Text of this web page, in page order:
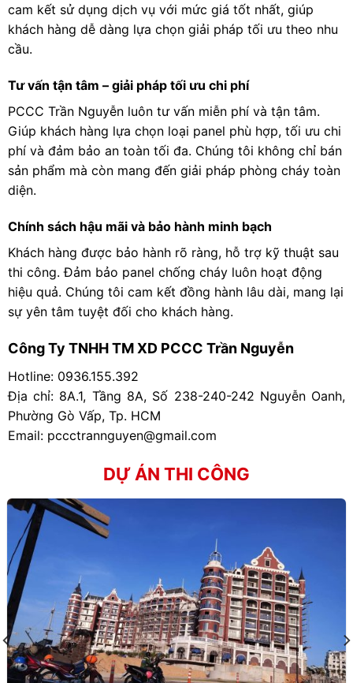
cam kết sử dụng dịch vụ với mức giá tốt nhất, giúp
khách hàng dễ dàng lựa chọn giải pháp tối ưu theo nhu
cầu.
Tư vấn tận tâm – giải pháp tối ưu chi phí
PCCC Trần Nguyễn luôn tư vấn miễn phí và tận tâm.
Giúp khách hàng lựa chọn loại panel phù hợp, tối ưu chi
phí và đảm bảo an toàn tối đa. Chúng tôi không chỉ bán
sản phẩm mà còn mang đến giải pháp phòng cháy toàn
diện.
Chính sách hậu mãi và bảo hành minh bạch
Khách hàng được bảo hành rõ ràng, hỗ trợ kỹ thuật sau
thi công. Đảm bảo panel chống cháy luôn hoạt động
hiệu quả. Chúng tôi cam kết đồng hành lâu dài, mang lại
sự yên tâm tuyệt đối cho khách hàng.
Công Ty TNHH TM XD PCCC Trần Nguyễn
Hotline: 0936.155.392
Địa chỉ: 8A.1, Tầng 8A, Số 238-240-242 Nguyễn Oanh,
Phường Gò Vấp, Tp. HCM
Email: pccctrannguyen@gmail.com
DỰ ÁN THI CÔNG